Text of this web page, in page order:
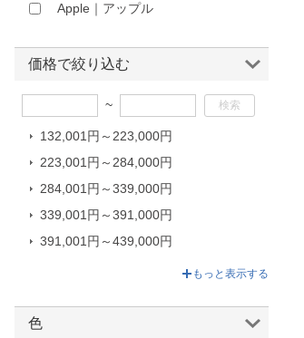
Apple｜アップル
価格で絞り込む
~
132,001円～223,000円
223,001円～284,000円
284,001円～339,000円
339,001円～391,000円
391,001円～439,000円
もっと表示する
色